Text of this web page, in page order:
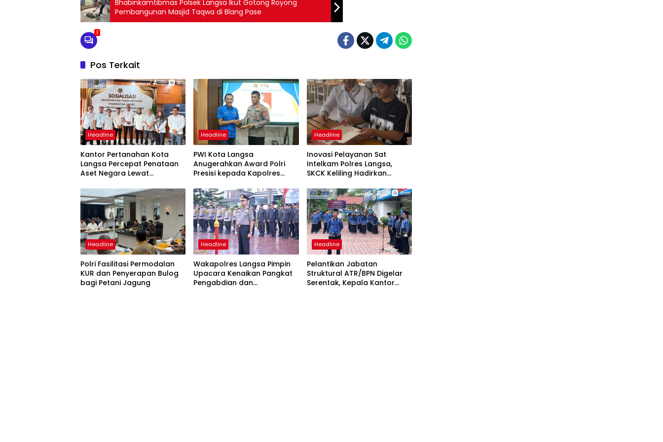
Bhabinkamtibmas Polsek Langsa Ikut Gotong Royong
Pembangunan Masjid Taqwa di Blang Pase
3
Pos Terkait
Headline
Kantor Pertanahan Kota
Langsa Percepat Penataan
Aset Negara Lewat
Headline
PWI Kota Langsa
Anugerahkan Award Polri
Presisi kepada Kapolres
Headline
Inovasi Pelayanan Sat
Intelkam Polres Langsa,
SKCK Keliling Hadirkan
dan Humanis
Headline
Polri Fasilitasi Permodalan
KUR dan Penyerapan Bulog
bagi Petani Jagung
Headline
Wakapolres Langsa Pimpin
Upacara Kenaikan Pangkat
Pengabdian dan
Headline
Pelantikan Jabatan
Struktural ATR/BPN Digelar
Serentak, Kepala Kantor